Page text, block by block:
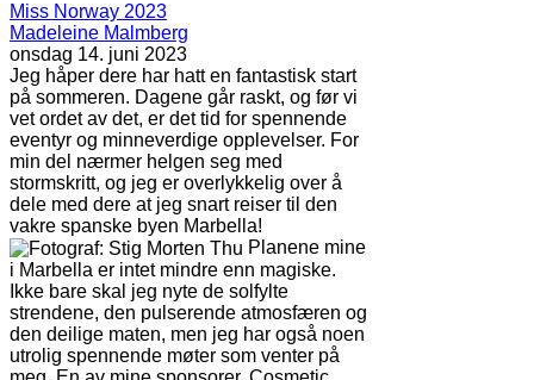
Miss Norway 2023
Madeleine Malmberg
onsdag 14. juni 2023
Jeg håper dere har hatt en fantastisk start
på sommeren. Dagene går raskt, og før vi
vet ordet av det, er det tid for spennende
eventyr og minneverdige opplevelser. For
min del nærmer helgen seg med
stormskritt, og jeg er overlykkelig over å
dele med dere at jeg snart reiser til den
vakre spanske byen Marbella!
Planene mine
i Marbella er intet mindre enn magiske.
Ikke bare skal jeg nyte de solfylte
strendene, den pulserende atmosfæren og
den deilige maten, men jeg har også noen
utrolig spennende møter som venter på